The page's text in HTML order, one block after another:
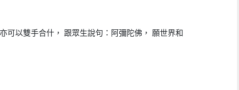
可以雙手合什， 跟眾生說句：阿彌陀佛， 願世界和